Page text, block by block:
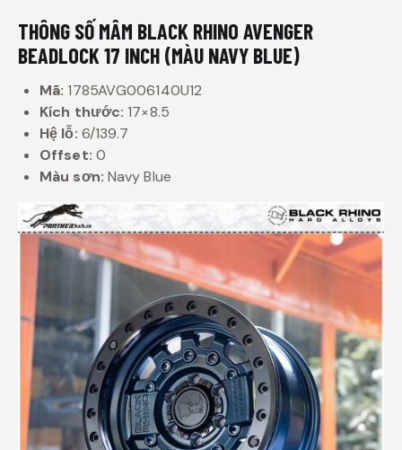
THÔNG SỐ MÂM BLACK RHINO AVENGER
BEADLOCK 17 INCH (MÀU NAVY BLUE)
Mã: 1785AVG006140U12
Kích thước: 17×8.5
Hệ lỗ: 6/139.7
Offset: 0
Màu sơn: Navy Blue